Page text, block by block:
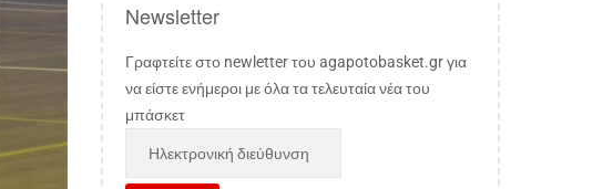
Newsletter
Γραφτείτε στο newletter του agapotobasket.gr για
να είστε ενήμεροι με όλα τα τελευταία νέα του
μπάσκετ